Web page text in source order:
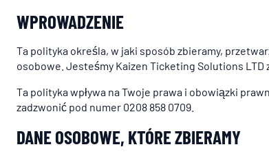
WPROWADZENIE
Ta polityka określa, w jaki sposób zbieramy,
osobowe. Jesteśmy Kaizen Ticketing Solutions LTD
Ta polityka wpływa na Twoje prawa i obowiązki
zadzwonić pod numer 0208 858 0709.
DANE OSOBOWE, KTÓRE ZBIERAMY